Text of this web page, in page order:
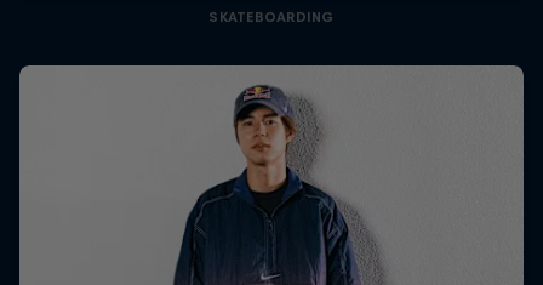
SKATEBOARDING